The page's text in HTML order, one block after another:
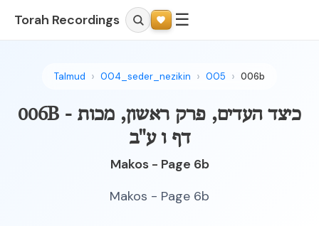
Torah Recordings ☰
Talmud 004_seder_nezikin 005 006b
006B - כיצד העדים, פרק ראשון, מכות
דף ו ע"ב
Makos - Page 6b
Makos - Page 6b